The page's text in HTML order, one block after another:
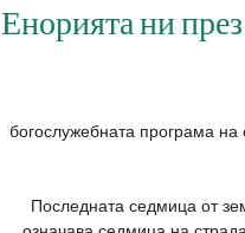
Енорията ни
богослужебната програма
Последната седмица от